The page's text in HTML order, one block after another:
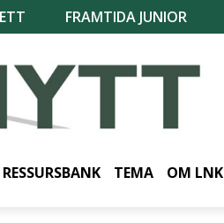
FRAMTIDA JUNIOR
TEMA OM LNK